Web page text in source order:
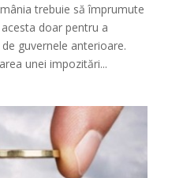
trebuie să împrumute
doar pentru a
guvernele anterioare.
unei impozitări...